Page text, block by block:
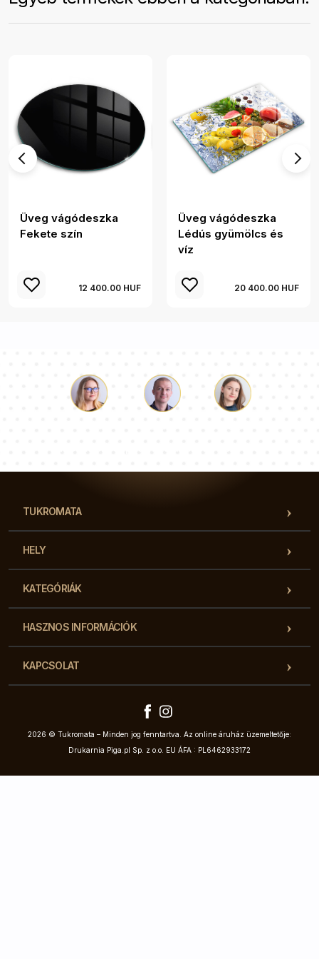
Üveg vágódeszka
Fekete szín
12 400.00 HUF
Üveg vágódeszka
Lédús gyümölcs és
víz
20 400.00 HUF
TUKROMATA
HELY
KATEGÓRIÁK
HASZNOS INFORMÁCIÓK
KAPCSOLAT
2026 © Tukromata – Minden jog fenntartva. Az online áruház üzemeltetője:
Drukarnia Piga.pl Sp. z o.o. EU ÁFA : PL6462933172